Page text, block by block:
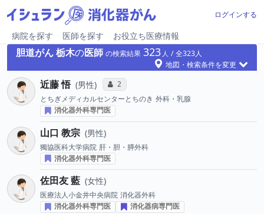
ログインする
病院を探す 医師を探す お役立ち医療情報
胆道がん栃木の医師 の検索結果 323 323
地図・検索条件を変更
近藤 悟 男性 コミュニケーション・タイプ投票数
2
とちぎメディカルセンターとちのき 外科・乳腺
消化器外科専門医
山口 教宗 男性
獨協医科大学病院 肝・胆・膵外科
消化器外科専門医
佐田友 藍 女性
医療法人小金井中央病院 消化器外科
消化器外科専門医
消化器病専門医